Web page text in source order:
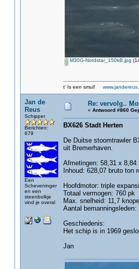
M30G-Nordstar_150kB.jpg
t' Is een smul!
Jan de
Reus
Schipper
Berichten:
679
Een
Scheveninger
en een
steenbolkje
vind je overal
Re: vervolg..
« Antwoord #860
BX626 Stadt Herten
De Duitse stoomtrawler
uit Bremerhaven.
Afmetingen: 58,31 x 8,84
Inhoud: 628,07 bruto ton
Hoofdmotor: triple
Totaal vermogen: 760 pk
Max. snelheid: 11,7
Aantal bemanningsleden:
Geschiedenis:
Het schip is in 1969
Jan